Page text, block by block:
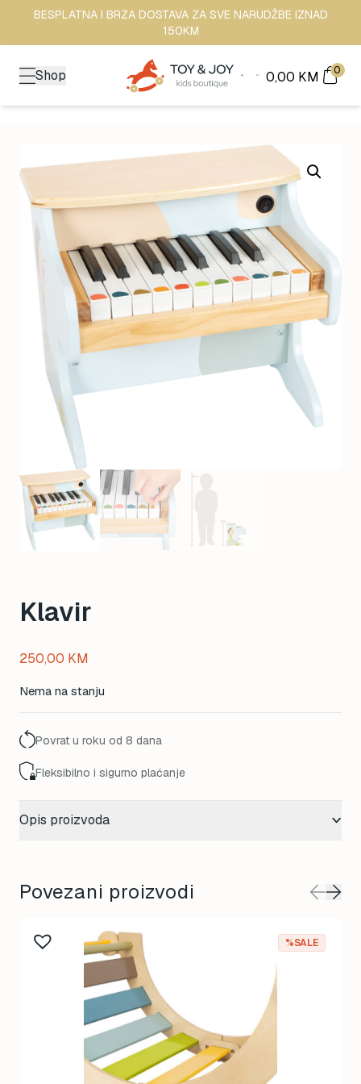
BESPLATNA I BRZA DOSTAVA ZA SVE NARUDŽBE IZNAD
150KM
Shop 0,00 KM 0
Klavir
250,00 KM
Nema na stanju
Povrat u roku od 8 dana
Fleksibilno i sigurno plaćanje
Opis proizvoda
Povezani proizvodi
%SALE